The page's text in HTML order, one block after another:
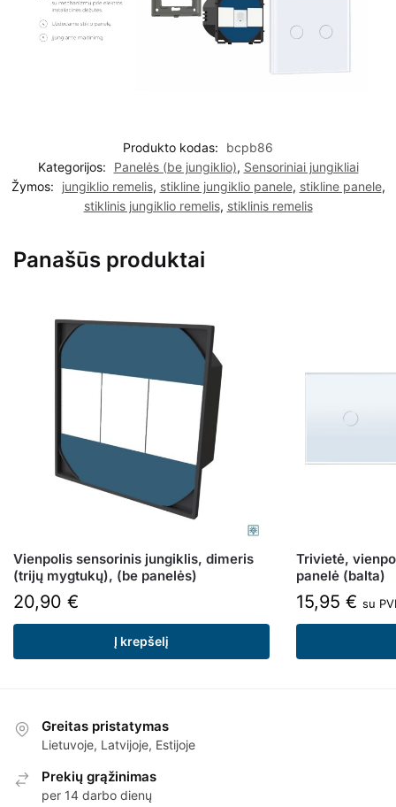
Produkto kodas:
bcpb86
Kategorijos:
Panelės (be jungiklio), Sensoriniai jungikliai
Žymos:
jungiklio remelis, stikline jungiklio panele, stikline panele,
stiklinis jungiklio remelis, stiklinis remelis
Panašūs produktai
Vienpolis sensorinis jungiklis, dimeris
(trijų mygtukų), (be panelės)
20,90 €
Į krepšelį
Trivietė,
panelė (balta)
15,95 € su
Greitas pristatymas
Lietuvoje, Latvijoje, Estijoje
Prekių grąžinimas
per 14 darbo dienų